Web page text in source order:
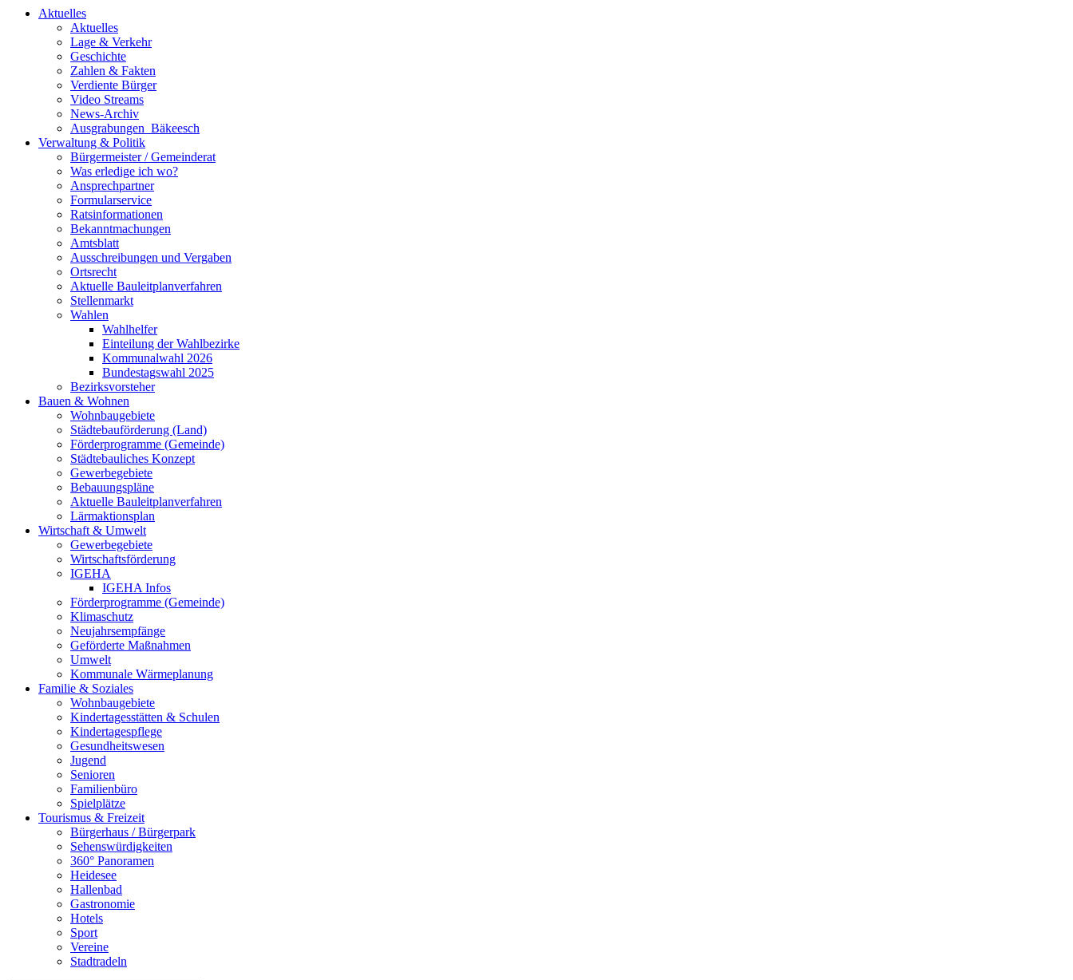
Aktuelles
Aktuelles
Lage & Verkehr
Geschichte
Zahlen & Fakten
Verdiente Bürger
Video Streams
News-Archiv
Ausgrabungen_Bäkeesch
Verwaltung & Politik
Bürgermeister / Gemeinderat
Was erledige ich wo?
Ansprechpartner
Formularservice
Ratsinformationen
Bekanntmachungen
Amtsblatt
Ausschreibungen und Vergaben
Ortsrecht
Aktuelle Bauleitplanverfahren
Stellenmarkt
Wahlen
Wahlhelfer
Einteilung der Wahlbezirke
Kommunalwahl 2026
Bundestagswahl 2025
Bezirksvorsteher
Bauen & Wohnen
Wohnbaugebiete
Städtebauförderung (Land)
Förderprogramme (Gemeinde)
Städtebauliches Konzept
Gewerbegebiete
Bebauungspläne
Aktuelle Bauleitplanverfahren
Lärmaktionsplan
Wirtschaft & Umwelt
Gewerbegebiete
Wirtschaftsförderung
IGEHA
IGEHA Infos
Förderprogramme (Gemeinde)
Klimaschutz
Neujahrsempfänge
Geförderte Maßnahmen
Umwelt
Kommunale Wärmeplanung
Familie & Soziales
Wohnbaugebiete
Kindertagesstätten & Schulen
Kindertagespflege
Gesundheitswesen
Jugend
Senioren
Familienbüro
Spielplätze
Tourismus & Freizeit
Bürgerhaus / Bürgerpark
Sehenswürdigkeiten
360° Panoramen
Heidesee
Hallenbad
Gastronomie
Hotels
Sport
Vereine
Stadtradeln